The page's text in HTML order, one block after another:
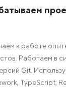
к работе
Работаем в
Git.
TypeScript,